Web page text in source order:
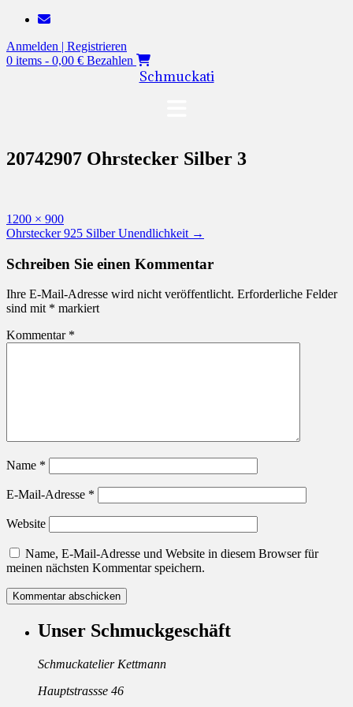
Zum
springen
Anmelden | Registrieren
0 items - 0,00 € Bezahlen
Schmuckati
20742907 Ohrstecker Silber 3
Originalgröße
1200 × 900
Beitragsnavigation
Ohrstecker 925 Silber Unendlichkeit →
Schreiben Sie einen Kommentar
Ihre E-Mail-Adresse wird nicht veröffentlicht. Erforderliche Felder
sind mit * markiert
Kommentar *
Name *
E-Mail-Adresse *
Website
Name, E-Mail-Adresse und Website in diesem Browser für
meinen nächsten Kommentar speichern.
Unser Schmuckgeschäft
Schmuckatelier Kettmann
Hauptstrassse 46